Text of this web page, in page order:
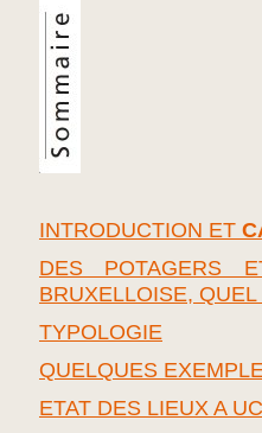
INTRODUCTION ET
DES POTAGERS
BRUXELLOISE,
TYPOLOGIE
QUELQUES
ETAT DES LIEUX A